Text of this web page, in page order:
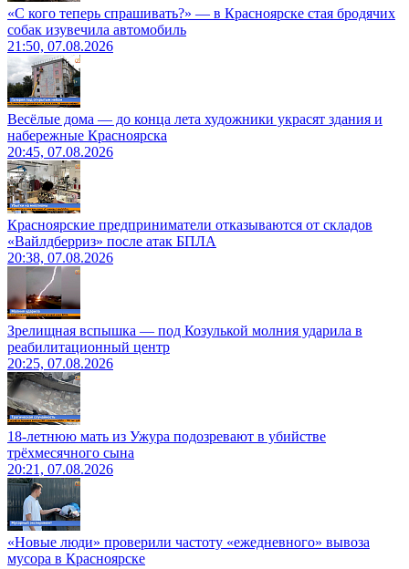
«С кого теперь спрашивать?» — в Красноярске стая бродячих
собак изувечила автомобиль
21:50, 07.08.2026
Весёлые дома — до конца лета художники украсят здания и
набережные Красноярска
20:45, 07.08.2026
Красноярские предприниматели отказываются от складов
«Вайлдберриз» после атак БПЛА
20:38, 07.08.2026
Зрелищная вспышка — под Козулькой молния ударила в
реабилитационный центр
20:25, 07.08.2026
18-летнюю мать из Ужура подозревают в убийстве
трёхмесячного сына
20:21, 07.08.2026
«Новые люди» проверили частоту «ежедневного» вывоза
мусора в Красноярске